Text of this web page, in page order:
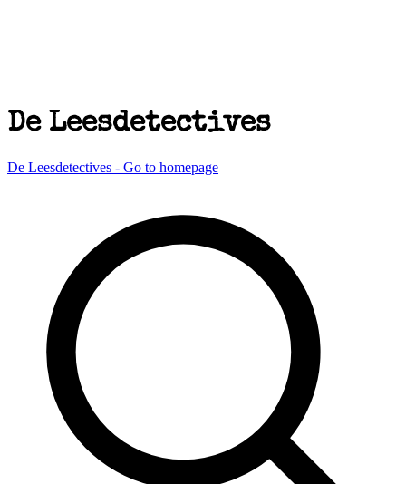
De Leesdetectives
De Leesdetectives - Go to homepage